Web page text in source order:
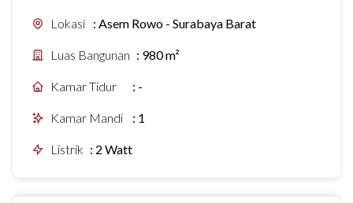
Lokasi : Asem Rowo - Surabaya Barat
Luas Bangunan : 980 m²
Kamar Tidur : -
Kamar Mandi : 1
Listrik : 2 Watt